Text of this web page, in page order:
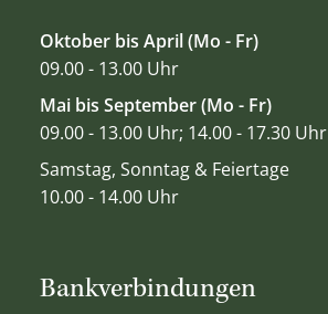
Bankverbindungen
Oktober bis April (Mo - Fr)
09.00 - 13.00 Uhr
Mai bis September (Mo - Fr)
09.00 - 13.00 Uhr; 14.00 - 17.30 Uhr
Samstag, Sonntag & Feiertage
10.00 - 14.00 Uhr